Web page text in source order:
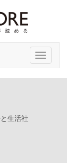
Toggle
生活社